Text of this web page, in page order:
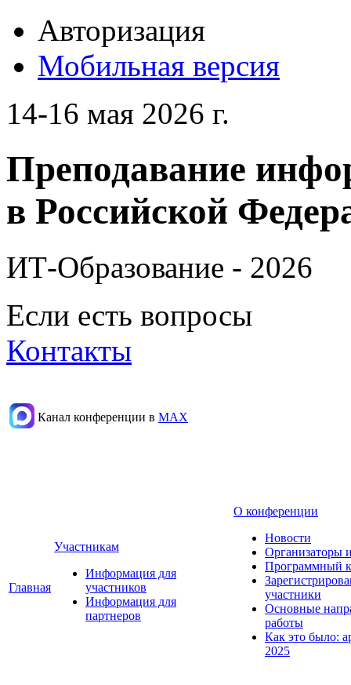
Авторизация
Мобильная версия
14-16 мая 2026 г.
Преподавание
в Российской
ИТ-Образование - 2026
Если есть вопросы
Контакты
Канал конференции в МАХ
Главная
Участникам
Информация для
участников
Информация для
партнеров
О конференции
Новости
Организаторы
Программный
участники
Основные
работы
Как это было:
2025